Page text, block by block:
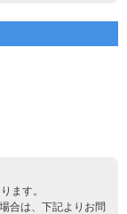
ます。
合は、下記よりお問